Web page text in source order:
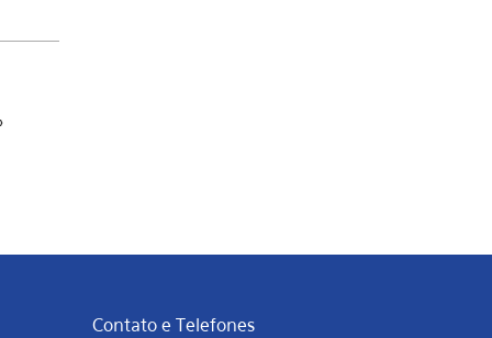
Contato e Telefones